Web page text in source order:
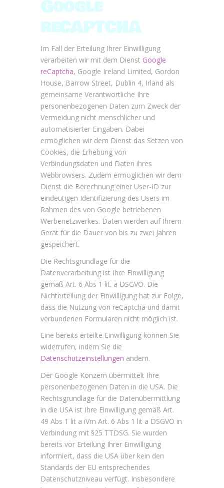
Google
reCAPTCHA
Im Fall der Erteilung Ihrer Einwilligung
verarbeiten wir mit dem Dienst Google
reCaptcha, Google Ireland Limited, Gordon
House, Barrow Street, Dublin 4, Irland als
gemeinsame Verantwortliche Ihre
personenbezogenen Daten zum Zweck der
Vermeidung nicht menschlicher und
automatisierter Eingaben. Dabei
ermöglichen wir dem Dienst das Setzen von
Cookies, die Erhebung von
Verbindungsdaten und Daten ihres
Webbrowsers. Zudem ermöglichen wir dem
Dienst die Berechnung einer User-ID zur
eindeutigen Identifizierung des Users im
Rahmen des von Google betriebenen
Werbenetzwerkes. Daten werden auf Ihrem
Gerät für die Dauer von bis zu zwei Jahren
gespeichert.
Die Rechtsgrundlage für die
Datenverarbeitung ist Ihre Einwilligung
gemäß Art. 6 Abs 1 lit. a DSGVO. Die
Nichterteilung der Einwilligung hat zur Folge,
dass die Nutzung von reCaptcha und damit
verbundenen Formularen nicht möglich ist.
Eine bereits erteilte Einwilligung können Sie
widerrufen, indem Sie die
Datenschutzeinstellungen ändern.
Der Google Konzern übermittelt Ihre
personenbezogenen Daten in die USA. Die
Rechtsgrundlage für die Datenübermittlung
in die USA ist Ihre Einwilligung gemäß Art.
49 Abs 1 lit a iVm Art. 6 Abs 1 lit a DSGVO in
Verbindung mit §25 TTDSG. Sie wurden
bereits vor Erteilung Ihrer Einwilligung
informiert, dass die USA über kein den
Standards der EU entsprechendes
Datenschutzniveau verfügt. Insbesondere